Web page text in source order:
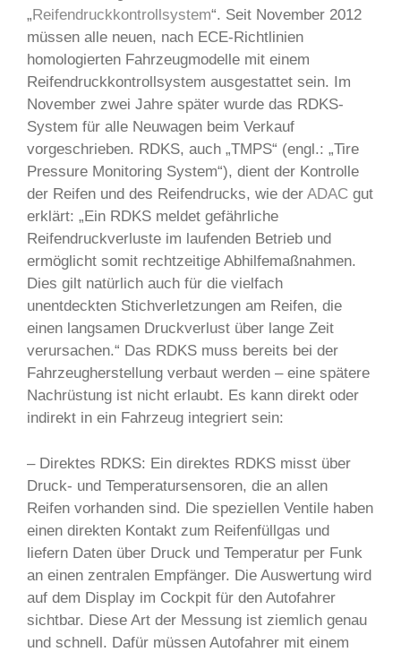
„Reifendruckkontrollsystem“. Seit November 2012
müssen alle neuen, nach ECE-Richtlinien
homologierten Fahrzeugmodelle mit einem
Reifendruckkontrollsystem ausgestattet sein. Im
November zwei Jahre später wurde das RDKS-
System für alle Neuwagen beim Verkauf
vorgeschrieben. RDKS, auch „TMPS“ (engl.: „Tire
Pressure Monitoring System“), dient der Kontrolle
der Reifen und des Reifendrucks, wie der ADAC gut
erklärt: „Ein RDKS meldet gefährliche
Reifendruckverluste im laufenden Betrieb und
ermöglicht somit rechtzeitige Abhilfemaßnahmen.
Dies gilt natürlich auch für die vielfach
unentdeckten Stichverletzungen am Reifen, die
einen langsamen Druckverlust über lange Zeit
verursachen.“ Das RDKS muss bereits bei der
Fahrzeugherstellung verbaut werden – eine spätere
Nachrüstung ist nicht erlaubt. Es kann direkt oder
indirekt in ein Fahrzeug integriert sein:
– Direktes RDKS: Ein direktes RDKS misst über
Druck- und Temperatursensoren, die an allen
Reifen vorhanden sind. Die speziellen Ventile haben
einen direkten Kontakt zum Reifenfüllgas und
liefern Daten über Druck und Temperatur per Funk
an einen zentralen Empfänger. Die Auswertung wird
auf dem Display im Cockpit für den Autofahrer
sichtbar. Diese Art der Messung ist ziemlich genau
und schnell. Dafür müssen Autofahrer mit einem